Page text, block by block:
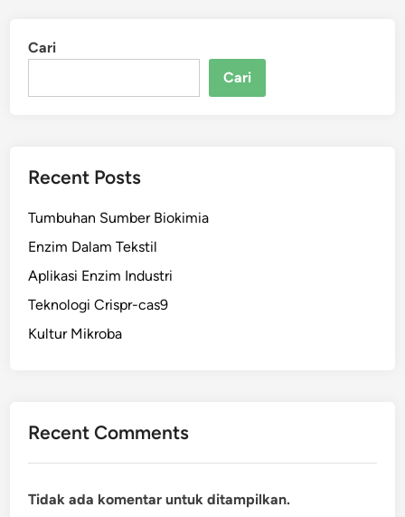
Cari
Cari
Recent Posts
Tumbuhan Sumber Biokimia
Enzim Dalam Tekstil
Aplikasi Enzim Industri
Teknologi Crispr-cas9
Kultur Mikroba
Recent Comments
Tidak ada komentar untuk ditampilkan.